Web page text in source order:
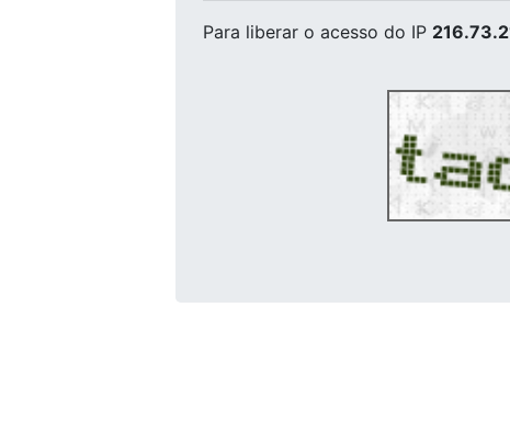
Para liberar o acesso do IP